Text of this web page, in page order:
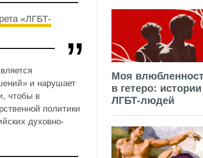
«ЛГБТ-
и нарушает
чтобы в
политики
духовно-
Моя
в гетеро: истории
ЛГБТ-людей